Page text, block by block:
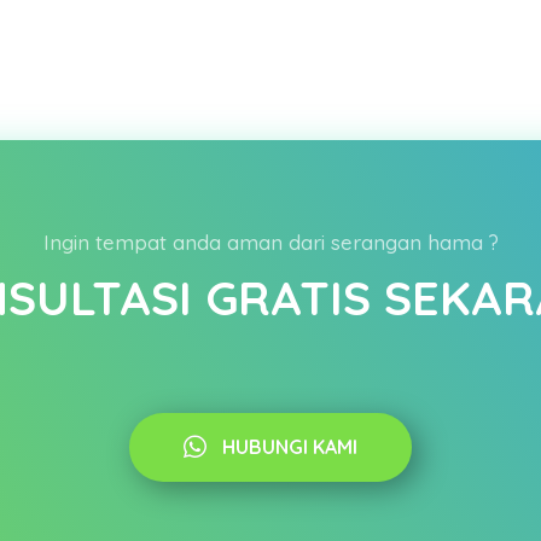
Ingin tempat anda aman dari serangan hama ?
GRATIS
HUBUNGI KAMI